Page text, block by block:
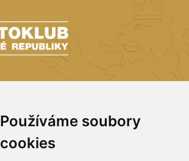
Používáme soubory
cookies